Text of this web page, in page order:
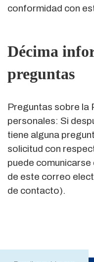
conformidad con
Décima
preguntas
Preguntas sobre la
personales: Si
tiene alguna
solicitud con
puede
de este correo
de contacto).